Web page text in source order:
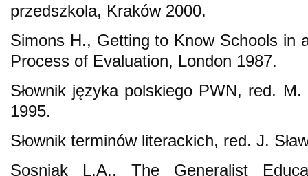
przedszkola, Kraków 2000.
Simons H., Getting to Know Schools in
Process of Evaluation, London 1987.
Słownik języka polskiego PWN, red.
1995.
Słownik terminów literackich, red. J.
Sosniak L.A., The Generalist